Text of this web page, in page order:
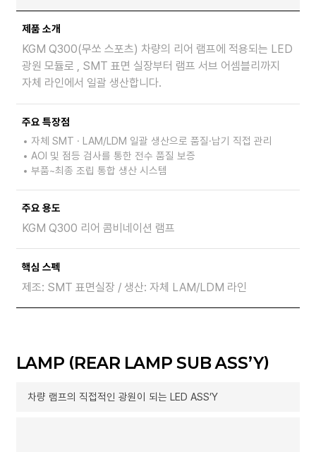
제품 소개
KGM Q300(무쏘 스포츠) 차량의 리어 램프에 적용되는 LED
광원 모듈로 , SMT 표면 실장부터 램프 서브 어셈블리까지
자체 라인에서 일괄 생산합니다.
주요 특장점
자체 SMT · LAM/LDM 일괄 생산으로 품질·납기 직접 관리
AOI 및 점등 검사를 통한 전수 품질 보증
부품~최종 조립 통합 생산 시스템
주요 용도
KGM Q300 리어 콤비네이션 램프
핵심 스펙
제조: SMT 표면실장 / 생산: 자체 LAM/LDM 라인
LAMP (REAR LAMP SUB ASS’Y)
차량 램프의 직접적인 광원이 되는 LED ASS’Y